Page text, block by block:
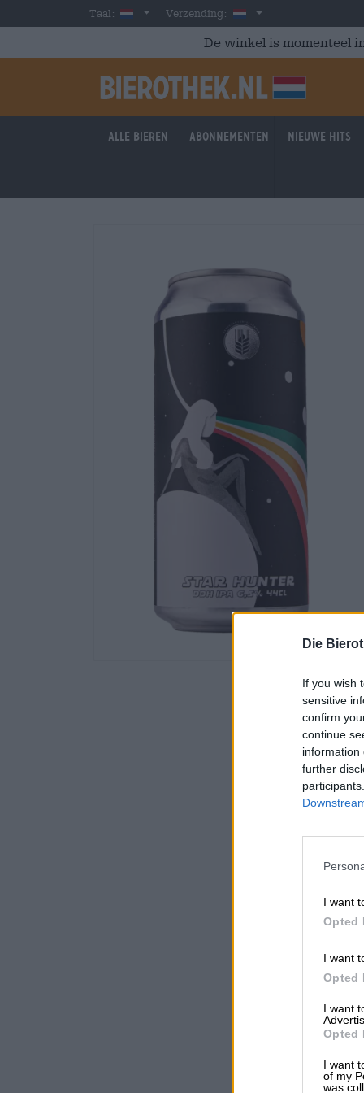
Die
If you wish
sensitive
confirm
continue
information
further
I want
Opted
I want
Opted
I want
Opted
I want
of my
was
Skip to main content
Taal: DutchVerzending: Nederland
De winkel is momenteel
Alle bieren Abonnementen Nieuwe hits